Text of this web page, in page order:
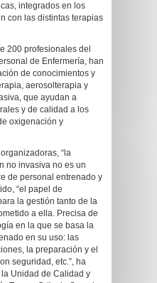
integrados en los
con las distintas terapias
200 profesionales del
de Enfermería, han
de conocimientos y
aerosolterapia y
que ayudan a
y de calidad a los
oxigenación y
“la
no invasiva no es un
de personal entrenado y
“el papel de
la gestión tanto de la
a ella. Precisa de
en la que se basa la
en su uso: las
la preparación y el
seguridad, etc.”, ha
Unidad de Calidad y